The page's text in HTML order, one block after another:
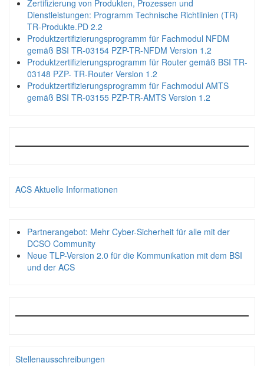
Zertifizierung von Produkten, Prozessen und
Dienstleistungen: Programm Technische Richtlinien (TR)
TR-Produkte.PD 2.2
Produktzertifizierungsprogramm für Fachmodul NFDM
gemäß BSI TR-03154 PZP-TR-NFDM Version 1.2
Produktzertifizierungsprogramm für Router gemäß BSI TR-
03148 PZP- TR-Router Version 1.2
Produktzertifizierungsprogramm für Fachmodul AMTS
gemäß BSI TR-03155 PZP-TR-AMTS Version 1.2
ACS Aktuelle Informationen
Partnerangebot: Mehr Cyber-Sicherheit für alle mit der
DCSO Community
Neue TLP-Version 2.0 für die Kommunikation mit dem BSI
und der ACS
Stellenausschreibungen